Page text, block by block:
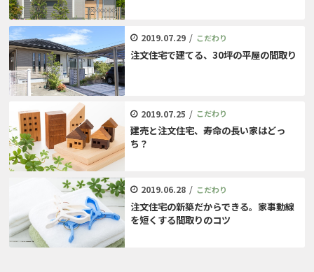
2019.07.29 / こだわり
注文住宅で建てる、30坪の平屋の間取り
2019.07.25 / こだわり
建売と注文住宅、寿命の長い家はどっ
ち？
2019.06.28 / こだわり
注文住宅の新築だからできる。家事動線
を短くする間取りのコツ